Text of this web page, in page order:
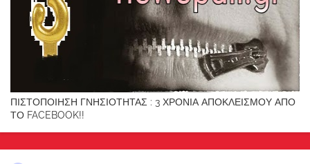
ΠΙΣΤΟΠΟΙΗΣΗ ΓΝΗΣΙΟΤΗΤΑΣ : 3 ΧΡΟΝΙΑ ΑΠΟΚΛΕΙΣΜΟΥ ΑΠΟ
ΤΟ FACEBOOK!!